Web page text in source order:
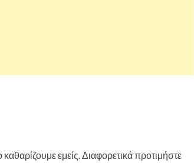
εμείς. Διαφορετικά προτιμήστε